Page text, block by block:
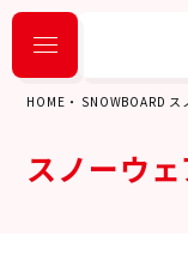
HOME SNOWBOARD ス
スノーウェ